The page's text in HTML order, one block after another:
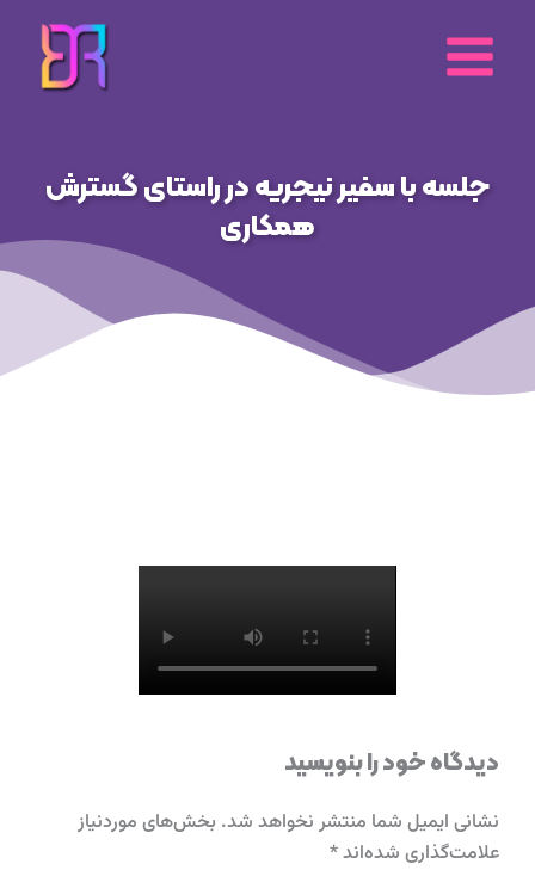
محتوا
جلسه با سفیر نیجریه در راستای گسترش
همکاری
دیدگاه‌ خود را بنویسید
نشانی ایمیل شما منتشر نخواهد شد. بخش‌های موردنیاز
علامت‌گذاری شده‌اند*